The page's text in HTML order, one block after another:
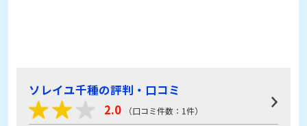
ソレイユ千種の評判・口コミ
2.0
（口コミ件数：1件）